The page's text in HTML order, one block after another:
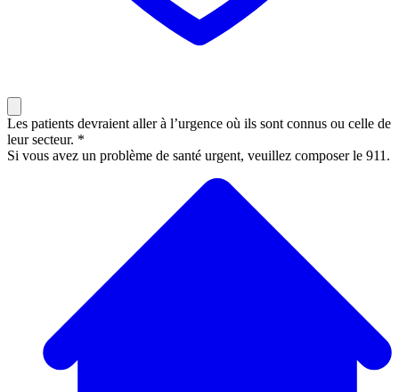
Les patients devraient aller à l’urgence où ils sont connus ou celle de
leur secteur. *
Si vous avez un problème de santé urgent, veuillez composer le 911.